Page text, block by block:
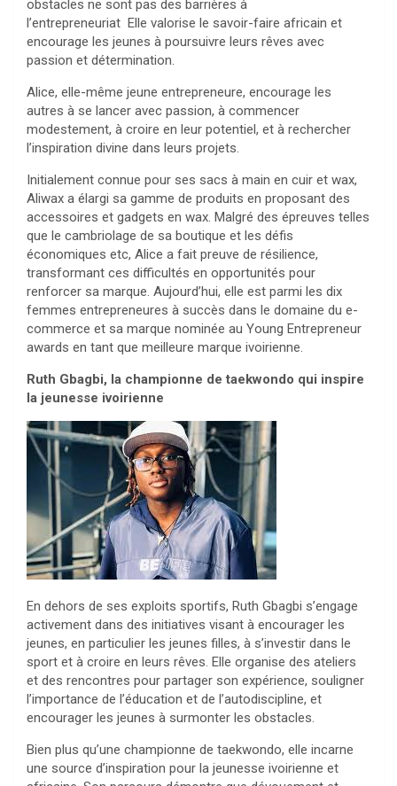
obstacles ne sont pas des barrières à
l’entrepreneuriat Elle valorise le savoir-faire africain et
encourage les jeunes à poursuivre leurs rêves avec
passion et détermination.
Alice, elle-même jeune entrepreneure, encourage les
autres à se lancer avec passion, à commencer
modestement, à croire en leur potentiel, et à rechercher
l’inspiration divine dans leurs projets.
Initialement connue pour ses sacs à main en cuir et wax,
Aliwax a élargi sa gamme de produits en proposant des
accessoires et gadgets en wax. Malgré des épreuves telles
que le cambriolage de sa boutique et les défis
économiques etc, Alice a fait preuve de résilience,
transformant ces difficultés en opportunités pour
renforcer sa marque. Aujourd’hui, elle est parmi les dix
femmes entrepreneures à succès dans le domaine du e-
commerce et sa marque nominée au Young Entrepreneur
awards en tant que meilleure marque ivoirienne.
Ruth Gbagbi, la championne de taekwondo qui inspire
la jeunesse ivoirienne
En dehors de ses exploits sportifs, Ruth Gbagbi s’engage
activement dans des initiatives visant à encourager les
jeunes, en particulier les jeunes filles, à s’investir dans le
sport et à croire en leurs rêves. Elle organise des ateliers
et des rencontres pour partager son expérience, souligner
l’importance de l’éducation et de l’autodiscipline, et
encourager les jeunes à surmonter les obstacles.
Bien plus qu’une championne de taekwondo, elle incarne
une source d’inspiration pour la jeunesse ivoirienne et